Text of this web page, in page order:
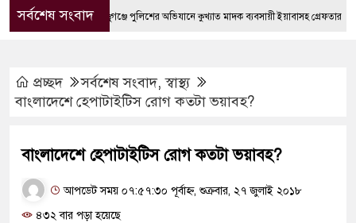
সর্বশেষ সংবাদফেঞ্চুগঞ্জে পুলিশের অভিযানে কুখ্যাত মাদক ব্যবসায়ী ইয়াবাসহ গ্রেফতার জুলাই
প্রচ্ছদ সর্বশেষ সংবাদ,স্বাস্থ্য
বাংলাদেশে হেপাটাইটিস রোগ কতটা ভয়াবহ?
বাংলাদেশে হেপাটাইটিস রোগ কতটা ভয়াবহ?
আপডেট সময় ০৭:৫৭:৩০ পূর্বাহ্ন, শুক্রবার, ২৭ জুলাই ২০১৮
৪৩২ বার পড়া হয়েছে